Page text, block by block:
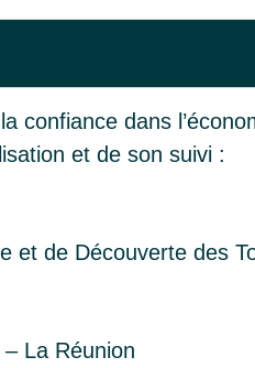
confiance dans
et de son suivi :
et de Découverte des
La Réunion